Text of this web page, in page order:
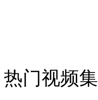
热门视频集